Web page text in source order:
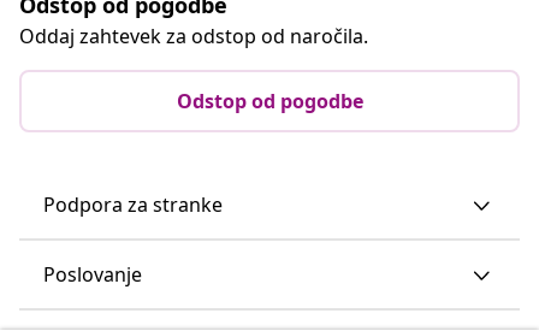
Oddaj zahtevek za odstop od naročila.
Odstop od pogodbe
Podpora za stranke
Poslovanje